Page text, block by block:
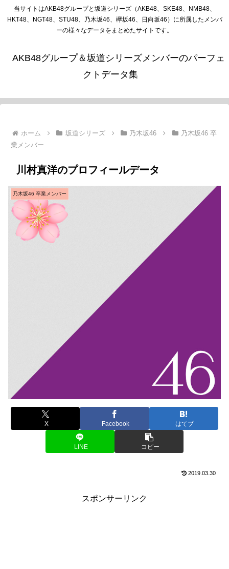
当サイトはAKB48グループと坂道シリーズ（AKB48、SKE48、NMB48、
HKT48、NGT48、STU48、乃木坂46、欅坂46、日向坂46）に所属したメンバ
ーの様々なデータをまとめたサイトです。
AKB48グループ＆坂道シリーズメンバーのパーフェ
クトデータ集
ホーム 坂道シリーズ 乃木坂46
乃木坂46 卒
業メンバー
川村真洋のプロフィールデータ
乃木坂46 卒業メンバー
X Facebook はてブ
LINE コピー
2019.03.30
スポンサーリンク